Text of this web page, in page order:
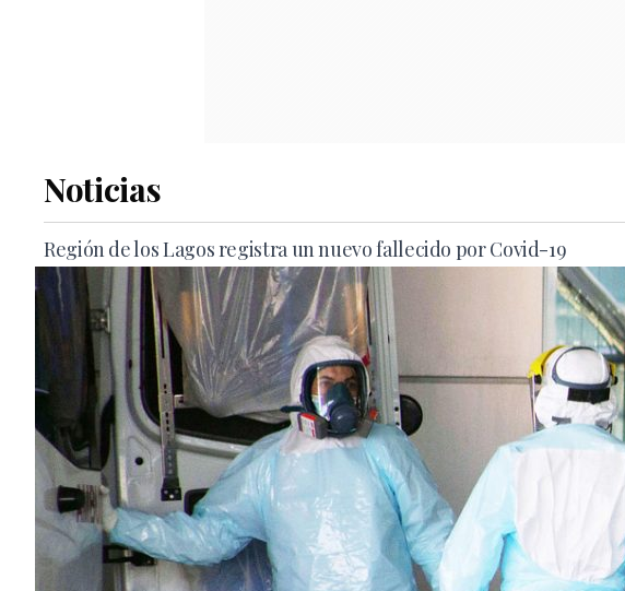
Noticias
Región de los Lagos registra un nuevo fallecido por Covid-19